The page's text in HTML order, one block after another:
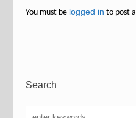
You must be logged in to post
Search